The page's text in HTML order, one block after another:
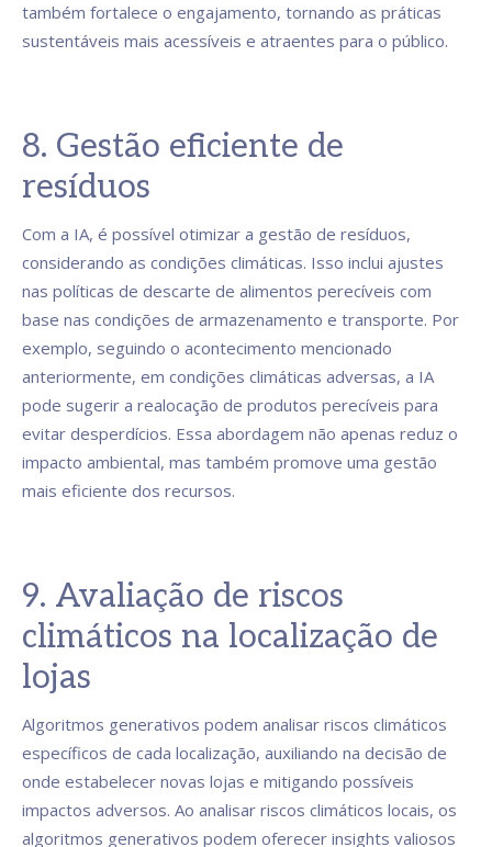
também fortalece o engajamento, tornando as práticas
sustentáveis mais acessíveis e atraentes para o público.
8. Gestão eficiente de
resíduos
Com a IA, é possível otimizar a gestão de resíduos,
considerando as condições climáticas. Isso inclui ajustes
nas políticas de descarte de alimentos perecíveis com
base nas condições de armazenamento e transporte. Por
exemplo, seguindo o acontecimento mencionado
anteriormente, em condições climáticas adversas, a IA
pode sugerir a realocação de produtos perecíveis para
evitar desperdícios. Essa abordagem não apenas reduz o
impacto ambiental, mas também promove uma gestão
mais eficiente dos recursos.
9. Avaliação de riscos
climáticos na localização de
lojas
Algoritmos generativos podem analisar riscos climáticos
específicos de cada localização, auxiliando na decisão de
onde estabelecer novas lojas e mitigando possíveis
impactos adversos. Ao analisar riscos climáticos locais, os
algoritmos generativos podem oferecer insights valiosos